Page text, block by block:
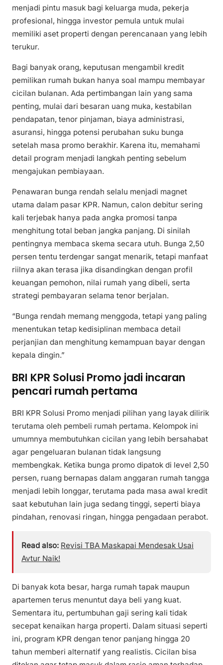
menjadi pintu masuk bagi keluarga muda, pekerja
profesional, hingga investor pemula untuk mulai
memiliki aset properti dengan perencanaan yang lebih
terukur.
Bagi banyak orang, keputusan mengambil kredit
pemilikan rumah bukan hanya soal mampu membayar
cicilan bulanan. Ada pertimbangan lain yang sama
penting, mulai dari besaran uang muka, kestabilan
pendapatan, tenor pinjaman, biaya administrasi,
asuransi, hingga potensi perubahan suku bunga
setelah masa promo berakhir. Karena itu, memahami
detail program menjadi langkah penting sebelum
mengajukan pembiayaan.
Penawaran bunga rendah selalu menjadi magnet
utama dalam pasar KPR. Namun, calon debitur sering
kali terjebak hanya pada angka promosi tanpa
menghitung total beban jangka panjang. Di sinilah
pentingnya membaca skema secara utuh. Bunga 2,50
persen tentu terdengar sangat menarik, tetapi manfaat
riilnya akan terasa jika disandingkan dengan profil
keuangan pemohon, nilai rumah yang dibeli, serta
strategi pembayaran selama tenor berjalan.
“Bunga rendah memang menggoda, tetapi yang paling
menentukan tetap kedisiplinan membaca detail
perjanjian dan menghitung kemampuan bayar dengan
kepala dingin.”
BRI KPR Solusi Promo jadi incaran
pencari rumah pertama
BRI KPR Solusi Promo menjadi pilihan yang layak dilirik
terutama oleh pembeli rumah pertama. Kelompok ini
umumnya membutuhkan cicilan yang lebih bersahabat
agar pengeluaran bulanan tidak langsung
membengkak. Ketika bunga promo dipatok di level 2,50
persen, ruang bernapas dalam anggaran rumah tangga
menjadi lebih longgar, terutama pada masa awal kredit
saat kebutuhan lain juga sedang tinggi, seperti biaya
pindahan, renovasi ringan, hingga pengadaan perabot.
Read also: Revisi TBA Maskapai Mendesak Usai
Avtur Naik!
Di banyak kota besar, harga rumah tapak maupun
apartemen terus menuntut daya beli yang kuat.
Sementara itu, pertumbuhan gaji sering kali tidak
secepat kenaikan harga properti. Dalam situasi seperti
ini, program KPR dengan tenor panjang hingga 20
tahun memberi alternatif yang realistis. Cicilan bisa